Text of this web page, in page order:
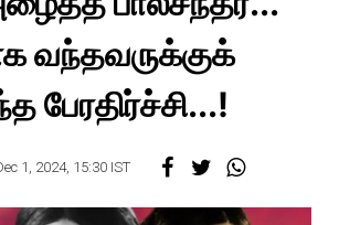
வந்தவருக்குக்
பேரதிர்ச்சி...!
1, 2024, 15:30 IST